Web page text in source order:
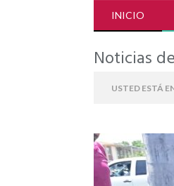
INICIO
Noticias
USTED ESTÁ